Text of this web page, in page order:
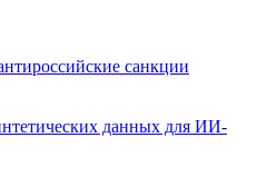
санкции
данных для ИИ-